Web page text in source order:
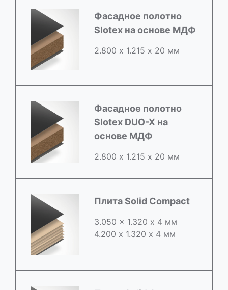
Фасадное полотно
Slotex на основе МДФ
2.800 х 1.215 х 20 мм
Фасадное полотно
Slotex DUO-X на
основе МДФ
2.800 х 1.215 х 20 мм
Плита Solid Compact
3.050 x 1.320 х 4 мм
4.200 x 1.320 х 4 мм